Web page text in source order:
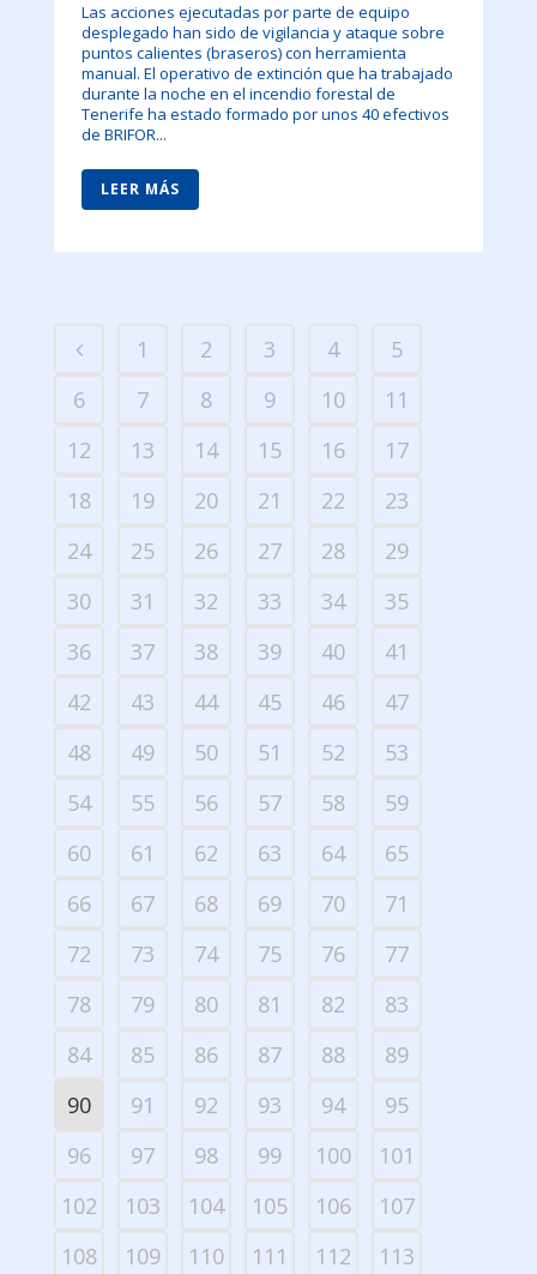
Las acciones ejecutadas por parte de equipo
desplegado han sido de vigilancia y ataque sobre
puntos calientes (braseros) con herramienta
manual. El operativo de extinción que ha trabajado
durante la noche en el incendio forestal de
Tenerife ha estado formado por unos 40 efectivos
de BRIFOR...
LEER MÁS
1 2 3 4
5
6
7 8 9 10
11
12
13 14 15 16
17
18
19 20 21 22
23
24
25 26 27 28
29
30
31 32 33 34
35
36
37 38 39 40
41
42
43 44 45 46
47
48
49 50 51 52
53
54
55 56 57 58
59
60
61 62 63 64
65
66
67 68 69 70
71
72
73 74 75 76
77
78
79 80 81 82
83
84
85 86 87 88
89
90
91 92 93 94
95
96
97 98 99 100
101
102
103 104 105 106
107
108
109 110 111 112
113